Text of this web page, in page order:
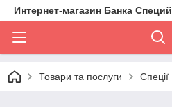
Интернет-магазин Банка Специй
Товари та послуги Спеції